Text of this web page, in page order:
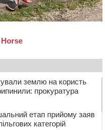
землю на користь
прокуратура
етап прийому заяв
категорій